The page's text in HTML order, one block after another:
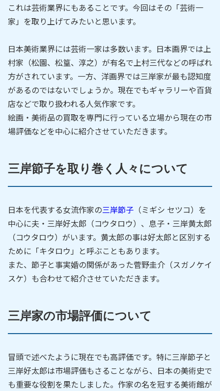
これは芸術業界にもあることです。今回はその「芸術一
家」を取り上げてみたいと思います。
日本美術業界には芸術一家は多数います。日本画界では上
村家（松園、松篁、淳之）が有名で上村三代などの呼ばれ
方がされています。一方、洋画界では三岸家が最も認知度
があるのではないでしょうか。現在でもギャラリーや百貨
店などで取り扱われる人気作家です。
絵画・美術品の買取を専門に行っている立場から現在の市
場評価などを中心に紹介させていただきます。
三岸節子を取り巻く人々について
日本を代表する女流作家の三岸節子 （ミギシ セツコ）を
中心に夫・三岸好太郎（コウタロウ）、息子・三岸黄太郎
（コウタロウ）がいます。黄太郎の事は好太郎と区別する
ために「キタロウ」と呼ぶこともあります。
また、節子と事実婚の関係があった菅野圭介（スガノケイ
スケ）も合わせて紹介させていただきます。
三岸家の市場評価について
冒頭で述べたように現在でも高評価です。特に三岸節子と
三岸好太郎は市場評価もさることながら、日本の美術史で
も重要な役割を果たしました。作家の名を冠する美術館が